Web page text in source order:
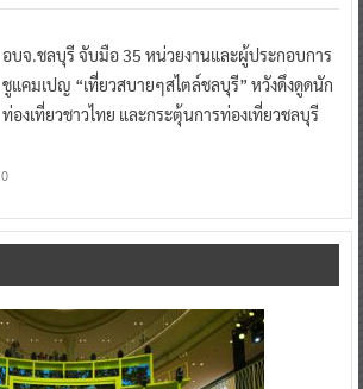
อบจ.ชลบุรี จับมือ 35 หน่วยงานและผู้ประกอบการ
ชูแคมเปญ “เที่ยวสบายๆสไตล์ชลบุรี” หวังดึงดูดนัก
ท่องเที่ยวชาวไทย และกระตุ้นการท่องเที่ยวชลบุรี
0